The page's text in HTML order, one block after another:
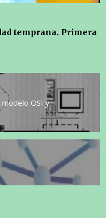
temprana. Primera
OSI y